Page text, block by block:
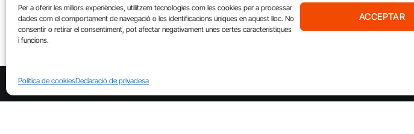
Per a oferir les millors experiències, utilitzem tecnologies com les cookies per a processar
dades com el comportament de navegació o les identificacions úniques en aquest lloc. No
consentir o retirar el consentiment, pot afectar negativament unes certes característiques
i funcions.
ACCEPTAR
Política de cookiesDeclaració de privadesa
Tomeu Ferrer
EMPRESES / SECTORS